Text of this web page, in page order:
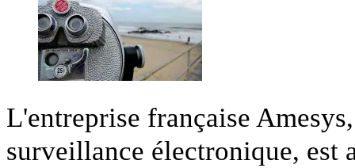
L'entreprise française
surveillance électronique, est